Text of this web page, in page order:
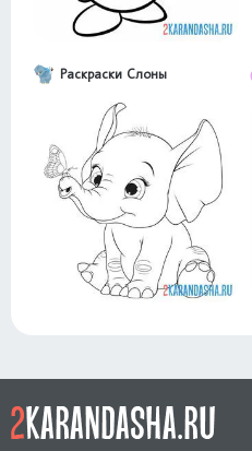
Раскраски Слоны